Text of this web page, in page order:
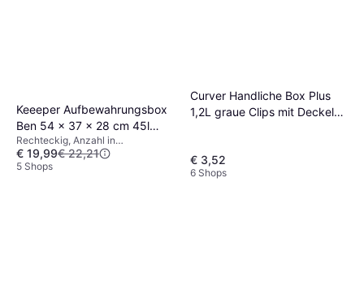
Keeeper Aufbewahrungsbox
Ben 54 x 37 x 28 cm 45l
Staukasten
Rechteckig, Anzahl in
Verpackung: 1, Material: Kunststoff
€ 19,99€ 22,21
5 Shops
Curver Handliche Box Plus
1,2L graue Clips mit Deckel
€ 3,52
6 Shops